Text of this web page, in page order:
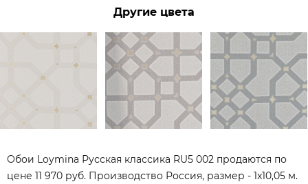
Другие цвета
Обои Loymina Русская классика RU5 002 продаются по
цене 11 970 руб. Производство Россия, размер - 1x10,05 м.